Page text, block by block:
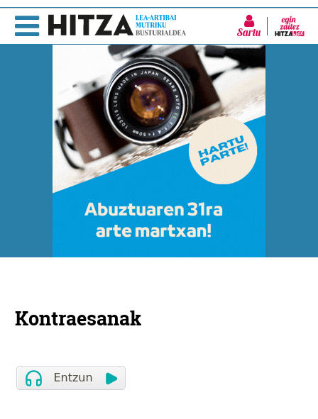
Sartu
Kontraesanak